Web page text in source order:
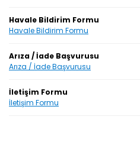
Havale Bildirim Formu
Havale Bildirim Formu
Arıza / İade Başvurusu
Arıza / İade Başvurusu
İletişim Formu
İletişim Formu